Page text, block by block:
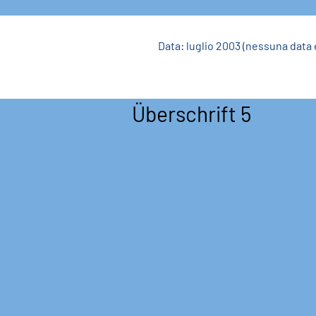
Data: luglio 2003 (nessuna data
Überschrift 5